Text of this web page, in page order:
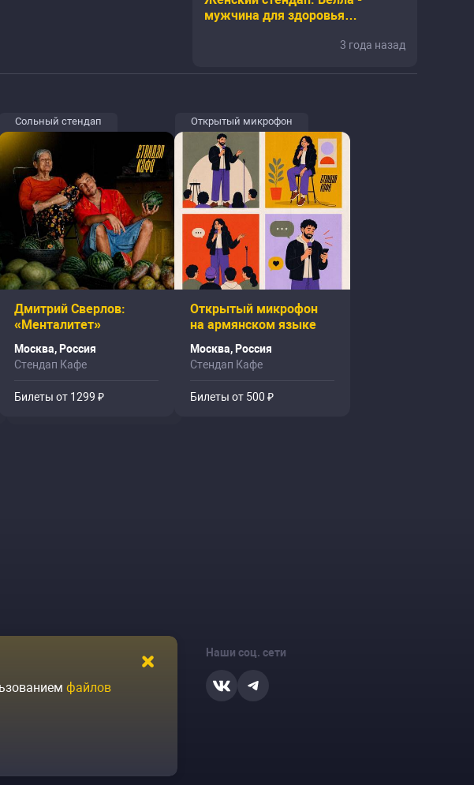
мужчина для здоровья
3 года назад
Сольный стендап
Дмитрий Сверлов:
«Менталитет»
Москва, Россия
Стендап Кафе
Билеты от 1299 ₽
Открытый микрофон
Открытый микрофон
на армянском языке
Москва, Россия
Стендап Кафе
Билеты от 500 ₽
конфиденциальности
Наши соц. сети
файлов